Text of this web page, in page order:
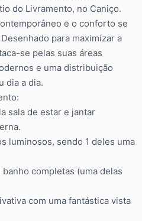
do Livramento, no Caniço.
e o conforto se
para maximizar a
se pelas suas áreas
e uma distribuição
dia a dia.
sala de estar e jantar
luminosos, sendo 1 deles uma
completas (uma delas
com uma fantástica vista